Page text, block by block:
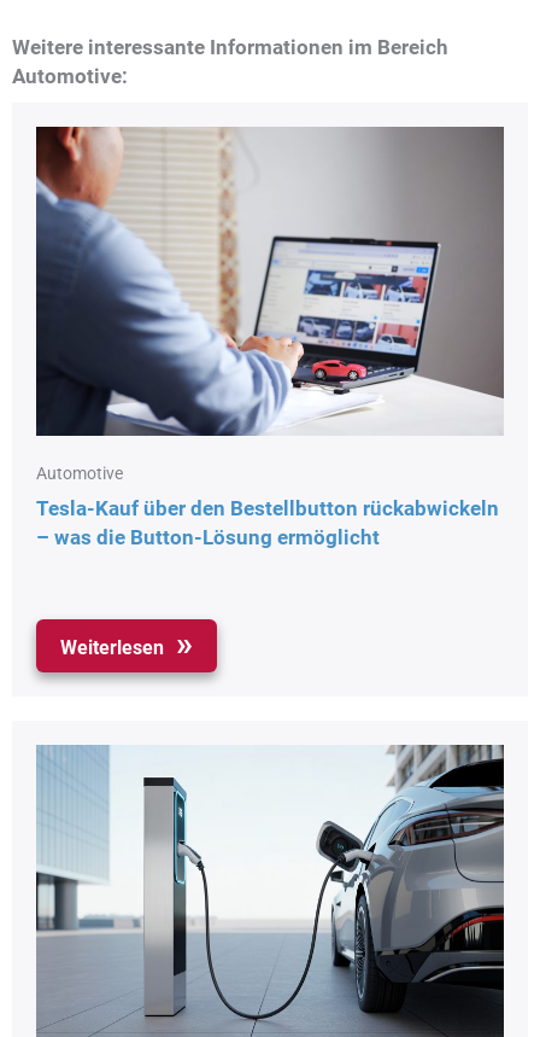
Weitere interessante Informationen im Bereich
Automotive:
Automotive
Tesla-Kauf über den Bestellbutton rückabwickeln
– was die Button-Lösung ermöglicht
Weiterlesen